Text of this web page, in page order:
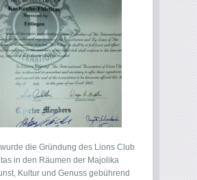
die Gründung des Lions Club
in den Räumen der Majolika
Kultur und Genuss gebührend